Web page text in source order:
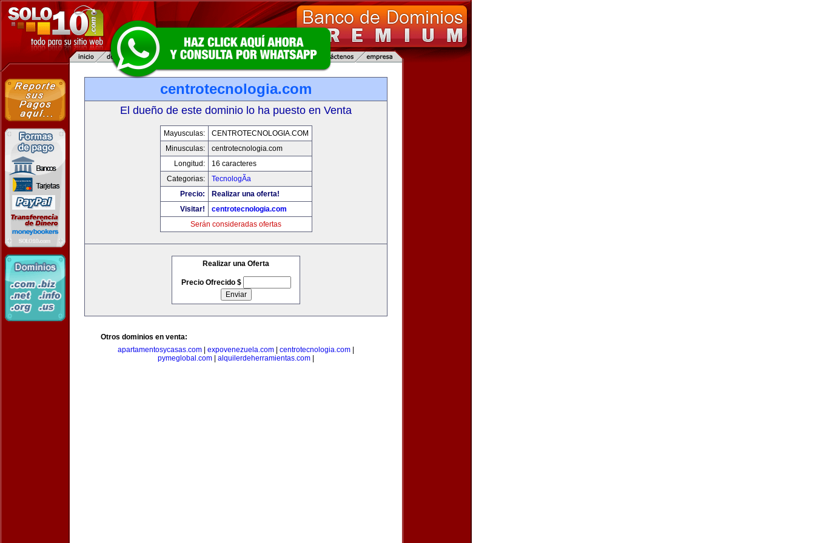
centrotecnologia.com
El dueño de este dominio lo ha puesto en Venta
Mayusculas:
CENTROTECNOLOGIA.COM
Minusculas:
centrotecnologia.com
Longitud:
16 caracteres
Categorias:
TecnologÃ­a
Precio:
Realizar una oferta!
Visitar!
centrotecnologia.com
Serán consideradas ofertas
Realizar una Oferta
Precio Ofrecido $
Otros dominios en venta:
apartamentosycasas.com
expovenezuela.com centrotecnologia.com
pymeglobal.com
alquilerdeherramientas.com